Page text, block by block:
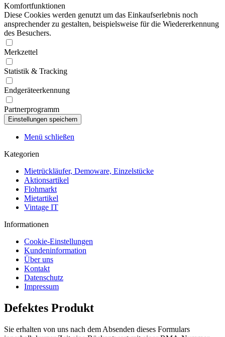
Komfortfunktionen
Diese Cookies werden genutzt um das Einkaufserlebnis noch
ansprechender zu gestalten, beispielsweise für die Wiedererkennung
des Besuchers.
Merkzettel
Statistik & Tracking
Endgeräteerkennung
Partnerprogramm
Menü schließen
Kategorien
Mietrückläufer, Demoware, Einzelstücke
Aktionsartikel
Flohmarkt
Mietartikel
Vintage IT
Informationen
Cookie-Einstellungen
Kundeninformation
Über uns
Kontakt
Datenschutz
Impressum
Defektes Produkt
Sie erhalten von uns nach dem Absenden dieses Formulars